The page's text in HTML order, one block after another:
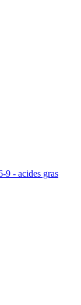
9 - acides gras